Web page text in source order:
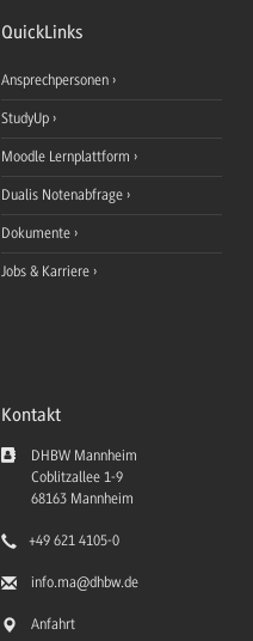
QuickLinks
Ansprechpersonen
StudyUp
Moodle Lernplattform
Dualis Notenabfrage
Dokumente
Jobs & Karriere
Kontakt
DHBW Mannheim
Coblitzallee 1-9
68163 Mannheim
+49 621 4105-0
info.ma@dhbw.de
Anfahrt